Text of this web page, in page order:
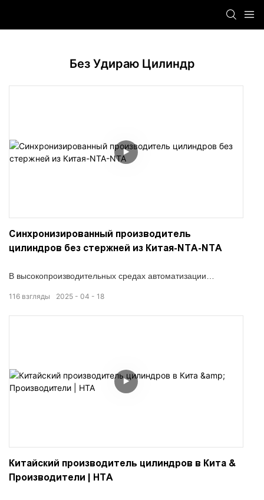
Без Удираю Цилиндр
Синхронизированный производитель
цилиндров без стержней из Китая-NTA-NTA
В высокопроизводительных средах автоматизации
важны для точности и производительности.
Синхронизированный цилиндр NTA без удивления
надежным китайским производителем, NTA предоставляет
индивидуальные, надежные и готовые к экспорту решения
для цилиндров для глобальных промышленных систем.
2025 04 18
116 взгляды
Китайский производитель цилиндров в Кита &
Производители | НТА